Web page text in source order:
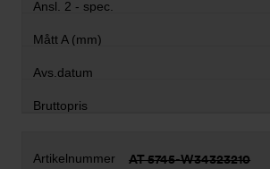
AT 5745-W34323210